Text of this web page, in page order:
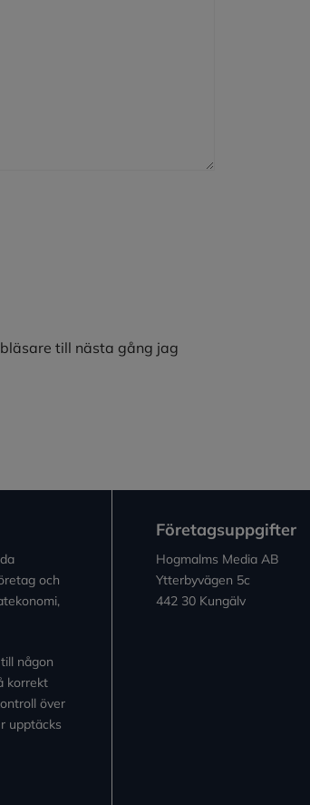
till nästa gång jag
och
någon
korrekt
över
upptäcks
Företagsuppgifter
Hogmalms Media AB
Ytterbyvägen 5c
442 30 Kungälv